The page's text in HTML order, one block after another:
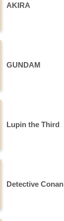
AKIRA
GUNDAM
Lupin the Third
Detective Conan